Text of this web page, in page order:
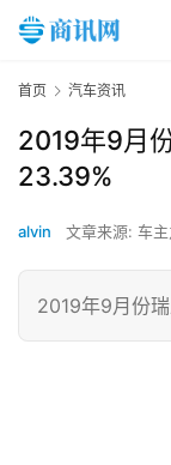
首页 汽车资讯
2019年9月
23.39%
alvin 文章来源: 车主
2019年9月份